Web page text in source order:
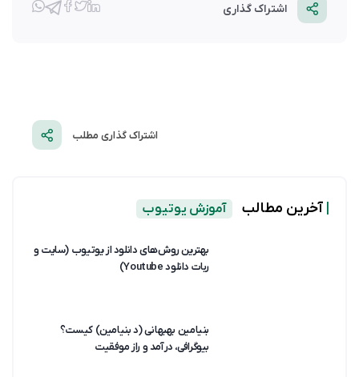
اشتراک گذاری
اشتراک گذاری مطلب
آخرین مطالب آموزش یوتیوب
بهترین روش‌های دانلود از یوتیوب (سایت و
ربات دانلود Youtube)
بنیامین بهبهانی (د بنیامین) کیست؟
بیوگرافی، درآمد و راز موفقیت